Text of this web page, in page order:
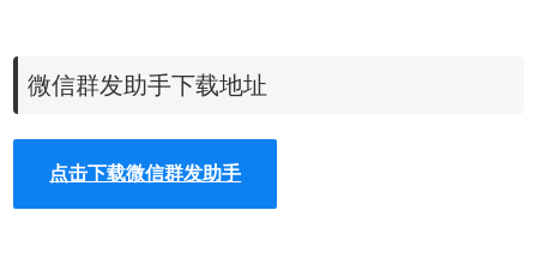
微信群发助手下载地址
点击下载微信群发助手